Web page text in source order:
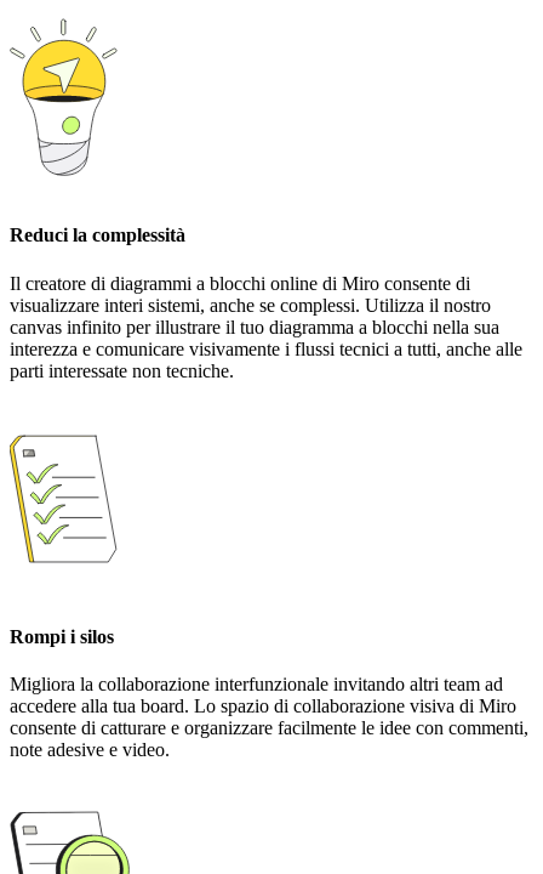
Reduci la complessità
Il creatore di diagrammi a blocchi online di Miro consente di
visualizzare interi sistemi, anche se complessi. Utilizza il nostro
canvas infinito per illustrare il tuo diagramma a blocchi nella sua
interezza e comunicare visivamente i flussi tecnici a tutti, anche alle
parti interessate non tecniche.
Rompi i silos
Migliora la collaborazione interfunzionale invitando altri team ad
accedere alla tua board. Lo spazio di collaborazione visiva di Miro
consente di catturare e organizzare facilmente le idee con commenti,
note adesive e video.